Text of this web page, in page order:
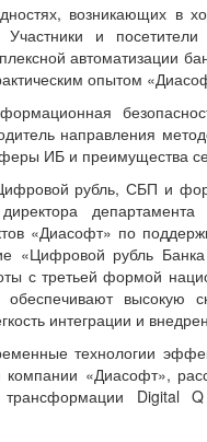
возникающих в
и
автоматизации
опытом
направления
ИБ и преимущества
рубль, СБП и
«Диасофт» по
«Цифровой рубль
с третьей формой
высокую
интеграции и
технологии
«Диасофт»,
Digital